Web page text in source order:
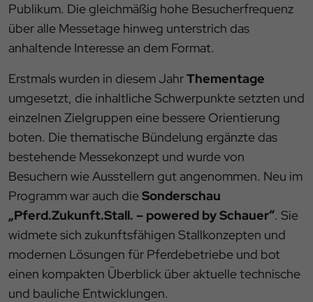
Publikum. Die gleichmäßig hohe Besucherfrequenz
über alle Messetage hinweg unterstrich das
anhaltende Interesse an dem Format.
Erstmals wurden in diesem JahrThementage
umgesetzt, die inhaltliche Schwerpunkte setzten und
einzelnen Zielgruppen eine bessere Orientierung
boten. Die thematische Bündelung ergänzte das
bestehende Messekonzept und wurde von
Besuchern wie Ausstellern gut angenommen. Neu im
Programm war auch dieSonderschau
„Pferd.Zukunft.Stall. – powered by Schauer“. Sie
widmete sich zukunftsfähigen Stallkonzepten und
modernen Lösungen für Pferdebetriebe und bot
einen kompakten Überblick über aktuelle technische
und bauliche Entwicklungen.